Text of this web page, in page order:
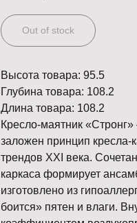
Out of stock
Высота товара: 95.5
Глубина товара: 108.2
Длина товара: 108.2
Кресло-маятник
заложен принцип
трендов XXI века.
каркаса формирует
изготовлено из
боится» пятен и влаги.